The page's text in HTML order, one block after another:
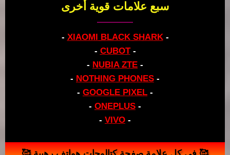
سبع علامات قوية أخرى
- XIAOMI BLACK SHARK-
- CUBOT-
- NUBIA ZTE -
- NOTHING PHONES -
- GOOGLE PIXEL -
- ONEPLUS -
- VIVO -